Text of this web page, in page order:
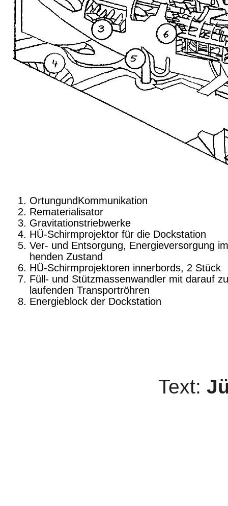
OrtungundKommunikation
Rematerialisator
Gravitationstriebwerke
HÜ-Schirmprojektor für die Dockstation
Ver- und Entsorgung, Energieversorgung
henden Zustand
HÜ-Schirmprojektoren innerbords, 2 Stück
Füll- und Stützmassenwandler mit darauf
laufenden Transportröhren
Energieblock der Dockstation
Text: